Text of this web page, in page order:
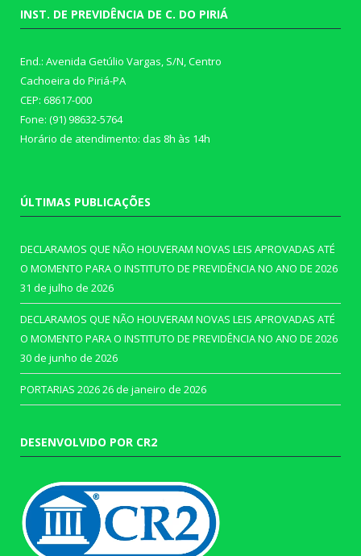
INST. DE PREVIDÊNCIA DE C. DO PIRIÁ
End.: Avenida Getúlio Vargas, S/N, Centro
Cachoeira do Piriá-PA
CEP: 68617-000
Fone: (91) 98632-5764
Horário de atendimento: das 8h às 14h
ÚLTIMAS PUBLICAÇÕES
DECLARAMOS QUE NÃO HOUVERAM NOVAS LEIS APROVADAS ATÉ
O MOMENTO PARA O INSTITUTO DE PREVIDÊNCIA NO ANO DE 2026
31 de julho de 2026
DECLARAMOS QUE NÃO HOUVERAM NOVAS LEIS APROVADAS ATÉ
O MOMENTO PARA O INSTITUTO DE PREVIDÊNCIA NO ANO DE 2026
30 de junho de 2026
PORTARIAS 202626 de janeiro de 2026
DESENVOLVIDO POR CR2